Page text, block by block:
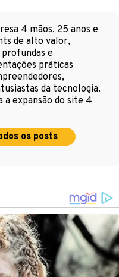
4 mãos, 25 anos e
de alto valor,
e
práticas
da tecnologia.
a expansão do site 4
os posts